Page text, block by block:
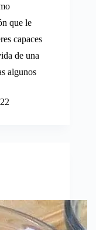
que le
capaces
de una
algunos